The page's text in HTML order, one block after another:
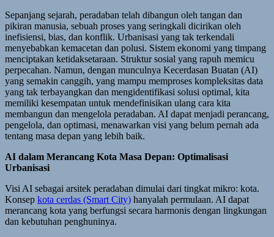
Sepanjang sejarah, peradaban telah dibangun oleh tangan dan
pikiran manusia, sebuah proses yang seringkali dicirikan oleh
inefisiensi, bias, dan konflik. Urbanisasi yang tak terkendali
menyebabkan kemacetan dan polusi. Sistem ekonomi yang timpang
menciptakan ketidaksetaraan. Struktur sosial yang rapuh memicu
perpecahan. Namun, dengan munculnya Kecerdasan Buatan (AI)
yang semakin canggih, yang mampu memproses kompleksitas data
yang tak terbayangkan dan mengidentifikasi solusi optimal, kita
memiliki kesempatan untuk mendefinisikan ulang cara kita
membangun dan mengelola peradaban. AI dapat menjadi perancang,
pengelola, dan optimasi, menawarkan visi yang belum pernah ada
tentang masa depan yang lebih baik.
AI dalam Merancang Kota Masa Depan: Optimalisasi
Urbanisasi
Visi AI sebagai arsitek peradaban dimulai dari tingkat mikro: kota.
Konsep kota cerdas (Smart City) hanyalah permulaan. AI dapat
merancang kota yang berfungsi secara harmonis dengan lingkungan
dan kebutuhan penghuninya.